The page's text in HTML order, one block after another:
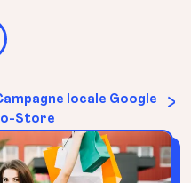
locale Google
Store
>